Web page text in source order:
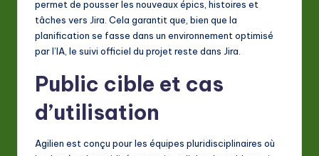
permet de pousser les nouveaux épics, histoires et
tâches vers Jira. Cela garantit que, bien que la
planification se fasse dans un environnement optimisé
par l’IA, le suivi officiel du projet reste dans Jira.
Public cible et cas
d’utilisation
Agilien est conçu pour les équipes pluridisciplinaires où